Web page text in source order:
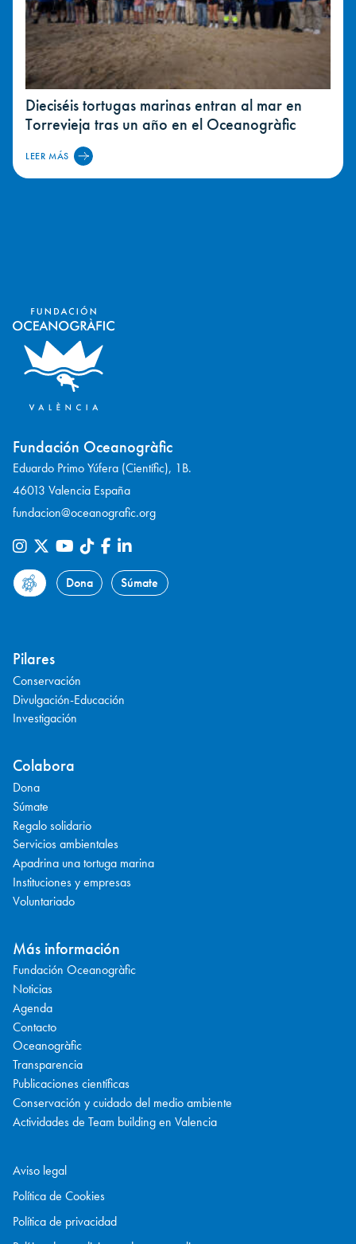
Dieciséis tortugas marinas entran al mar en
Torrevieja tras un año en el Oceanogràfic
LEER MÁS
Fundación Oceanogràfic
Eduardo Primo Yúfera (Científic), 1B.
46013 Valencia España
fundacion@oceanografic.org
Dona Súmate
Pilares
Conservación
Divulgación-Educación
Investigación
Colabora
Dona
Súmate
Regalo solidario
Servicios ambientales
Apadrina una tortuga marina
Instituciones y empresas
Voluntariado
Más información
Fundación Oceanogràfic
Noticias
Agenda
Contacto
Oceanogràfic
Transparencia
Publicaciones científicas
Conservación y cuidado del medio ambiente
Actividades de Team building en Valencia
Aviso legal
Política de Cookies
Política de privacidad